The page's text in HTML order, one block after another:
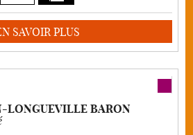
SAVOIR PLUS
BARON